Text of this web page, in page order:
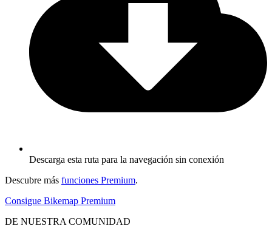
Descarga esta ruta para la navegación sin conexión
Descubre más funciones Premium.
Consigue Bikemap Premium
DE NUESTRA COMUNIDAD